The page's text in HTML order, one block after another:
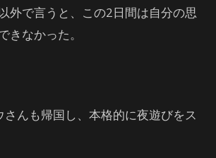
外で言うと、この2日間は自分の思
きなかった。
んも帰国し、本格的に夜遊びをス